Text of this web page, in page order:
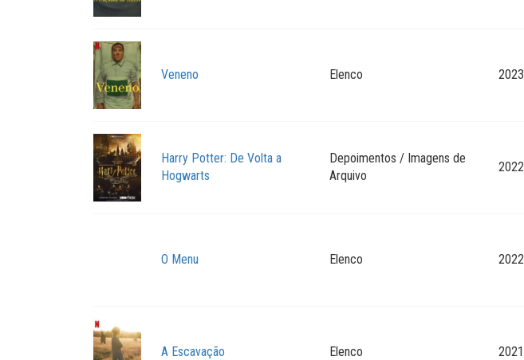
Veneno Elenco 2023
Harry Potter: De Volta a
Hogwarts
Depoimentos / Imagens de
Arquivo
2022
O Menu Elenco 2022
A Escavação Elenco 2021